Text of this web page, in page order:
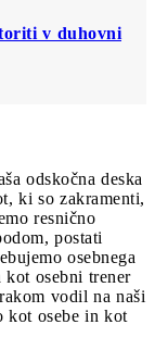
v duhovni
odskočna deska
ki so zakramenti,
resnično
postati
osebnega
kot osebni trener
vodil na naši
kot osebe in kot